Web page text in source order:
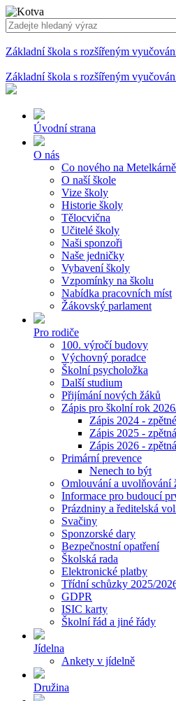
Základní škola s rozšířeným
Základní škola s rozšířeným
Úvodní strana
O nás
Co nového na Metelkárně
O naší škole
Vize školy
Historie školy
Tělocvična
Učitelé školy
Naši sponzoři
Naše jedničky
Vybavení školy
Vzpomínky na školu
Nabídka pracovních míst
Žákovský parlament
Pro rodiče
100. výročí budovy
Výchovný poradce
Školní psycholožka
Další studium
Přijímání nových žáků
Zápis pro školní rok
Zápis 2024 -
Zápis 2025 -
Zápis 2026 -
Primární prevence
Nenech to být
Omlouvání a uvolňování
Informace pro budoucí
Prázdniny a ředitelská
Svačiny
Sponzorské dary
Bezpečnostní opatření
Školská rada
Elektronické platby
Třídní schůzky 2025/
GDPR
ISIC karty
Školní řád a jiné řády
Jídelna
Ankety v jídelně
Družina